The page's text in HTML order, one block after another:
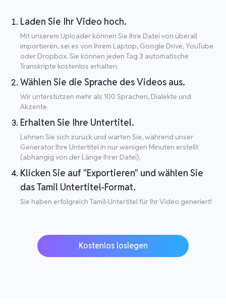
Laden Sie Ihr Video hoch.
Mit unserem Uploader können Sie Ihre Datei von überall
importieren, sei es von Ihrem Laptop, Google Drive, YouTube
oder Dropbox. Sie können jeden Tag 3 automatische
Transkripte kostenlos erhalten.
Wählen Sie die Sprache des Videos aus.
Wir unterstützen mehr als 100 Sprachen, Dialekte und
Akzente.
Erhalten Sie Ihre Untertitel.
Lehnen Sie sich zurück und warten Sie, während unser
Generator Ihre Untertitel in nur wenigen Minuten erstellt
(abhängig von der Länge Ihrer Datei).
Klicken Sie auf "Exportieren" und wählen Sie
das Tamil Untertitel-Format.
Sie haben erfolgreich Tamil-Untertitel für Ihr Video generiert!
Kostenlos loslegen